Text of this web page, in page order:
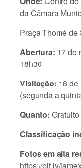
da Câmara
Praça Thomé de
Abertura: 17 de
18h30
Visitação: 18 de
(segunda a
Quanto: Gratuito
Classificação
Fotos em alta
https://bit.ly/